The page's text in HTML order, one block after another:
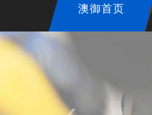
澳御首页